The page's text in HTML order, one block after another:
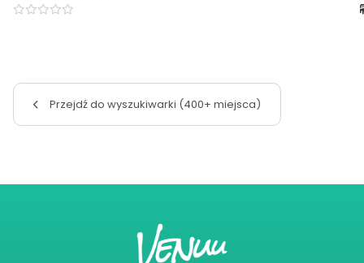
Przejdź do wyszukiwarki (400+ miejsca)